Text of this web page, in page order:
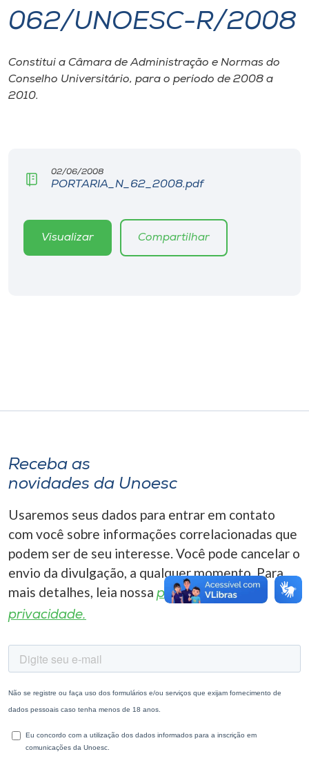
I.nova
Diplomados
Editora
A+
062/UNOESC-R/2008
Constitui a Câmara de Administração e Normas do
Conselho Universitário, para o período de 2008 a
2010.
02/06/2008
PORTARIA_N_62_2008.pdf
Visualizar Compartilhar
Receba as
novidades da Unoesc
Usaremos seus dados para entrar em contato
com você sobre informações correlacionadas que
podem ser de seu interesse. Você pode cancelar o
envio da divulgação, a qualquer momento. Para
mais detalhes, leia nossa política de
privacidade.